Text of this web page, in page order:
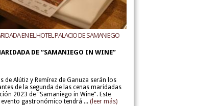
EN EL HOTEL PALACIO DE SAMANIEGO
DE “SAMANIEGO IN WINE”
de Alútiz y Remírez de Ganuza serán los
de la segunda de las cenas maridadas
2023 de "Samaniego in Wine". Este
gastronómico tendrá ... (leer más)